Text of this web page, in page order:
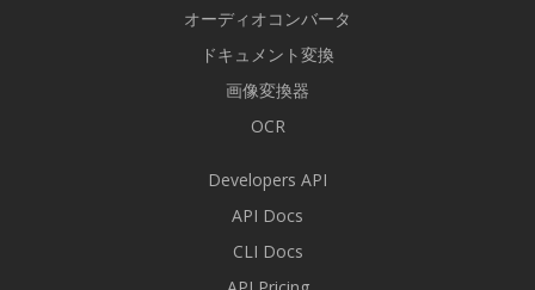
オーディオコンバータ
ドキュメント変換
画像変換器
OCR
Developers API
API Docs
CLI Docs